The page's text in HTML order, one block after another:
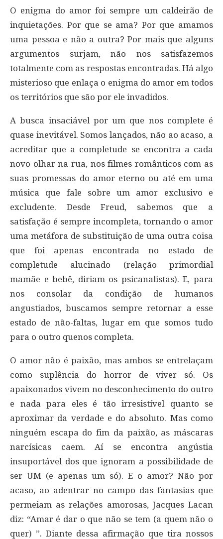
O enigma do amor foi sempre um caldeirão de
inquietações. Por que se ama? Por que amamos
uma pessoa e não a outra? Por mais que alguns
argumentos surjam, não nos satisfazemos
totalmente com as respostas encontradas. Há algo
misterioso que enlaça o enigma do amor em todos
os territórios que são por ele invadidos.
A busca insaciável por um que nos complete é
quase inevitável. Somos lançados, não ao acaso, a
acreditar que a completude se encontra a cada
novo olhar na rua, nos filmes românticos com as
suas promessas do amor eterno ou até em uma
música que fale sobre um amor exclusivo e
excludente. Desde Freud, sabemos que a
satisfação é sempre incompleta, tornando o amor
uma metáfora de substituição de uma outra coisa
que foi apenas encontrada no estado de
completude alucinado (relação primordial
mamãe e bebê, diriam os psicanalistas). E, para
nos consolar da condição de humanos
angustiados, buscamos sempre retornar a esse
estado de não-faltas, lugar em que somos tudo
para o outro quenos completa.
O amor não é paixão, mas ambos se entrelaçam
como suplência do horror de viver só. Os
apaixonados vivem no desconhecimento do outro
e nada para eles é tão irresistível quanto se
aproximar da verdade e do absoluto. Mas como
ninguém escapa do fim da paixão, as máscaras
narcísicas caem. Aí se encontra angústia
insuportável dos que ignoram a possibilidade de
ser UM (e apenas um só). E o amor? Não por
acaso, ao adentrar no campo das fantasias que
permeiam as relações amorosas, Jacques Lacan
diz: “Amar é dar o que não se tem (a quem não o
quer) ”. Diante dessa afirmação que tira nossos